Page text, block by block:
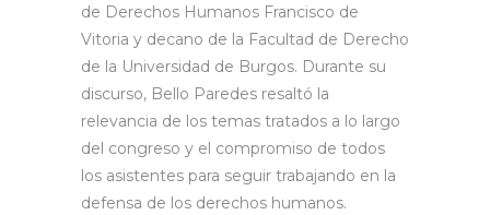
de Derechos Humanos Francisco de
Vitoria y decano de la Facultad de Derecho
de la Universidad de Burgos. Durante su
discurso, Bello Paredes resaltó la
relevancia de los temas tratados a lo largo
del congreso y el compromiso de todos
los asistentes para seguir trabajando en la
defensa de los derechos humanos.